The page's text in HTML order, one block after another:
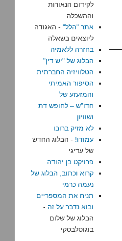
לקידום הנאורות
וההשכלה
אתר "הלל" - האגודה
ליוצאים בשאלה
בחזרה ללאמיה
הבלוג של "יש דין"
הטלוויזיה החברתית
הסיפור האמיתי
והמזעזע של
חדו"ש – לחופש דת
ושוויון
לא מזיק ברובו
עמודו! - הבלוג החדש
של עדיגי
פרויקט בן יהודה
קרוא וכתוב, הבלוג של
נעמה כרמי
תניח את המספריים
ובוא נדבר על זה -
הבלוג של שלום
בוגוסלבסקי